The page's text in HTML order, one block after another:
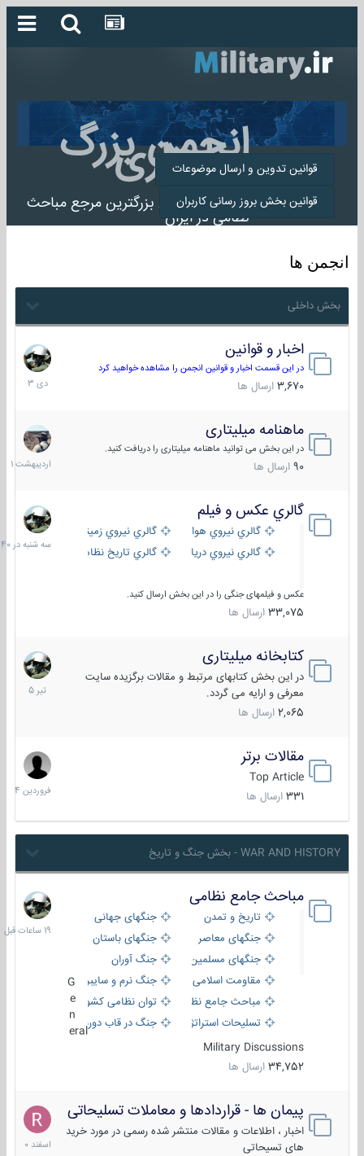
انجمن بزرگ
میلیتاری
انجمن میلیتاری بزرگترین مرجع مباحث
نظامی در ایران
قوانین تدوین و ارسال موضوعات
قوانین بخش بروز رسانی کاربران
انجمن ها
بخش داخلی
اخبار و قوانین
در این قسمت اخبار و قوانین انجمن را مشاهده خواهید کرد
3,670 ارسال ها
22
دی
1403
ماهنامه میلیتاری
در این بخش می توانید ماهنامه میلیتاری را دریافت کنید.
90 ارسال ها
30
1401
گالري عكس و فيلم
گالري نيروي هوايي
گالري نيروي زميني
گالري نيروي دريايي
گالري تاریخ نظامی
عکس و فیلمهای جنگی را در این بخش ارسال کنید.
33,075 ارسال ها
سه
شنبه
در
کتابخانه میلیتاری
در این بخش کتابهای مرتبط و مقالات برگزیده سایت
معرفی و ارایه می گردد.
2,065 ارسال ها
16
تیر
1405
مقالات برتر
Top Article
331 ارسال ها
29
فروردین
1404
WAR AND HISTORY - بخش جنگ و تاریخ
مباحث جامع نظامی
تاریخ و تمدن
جنگهای جهانی
جنگهای معاصر
جنگهای باستان
جنگهای مسلمین
جنگ آوران
مقاومت اسلامی
جنگ نرم و سایبری
مباحث جامع نظامی
توان نظامی کشورها
تسلیحات استراتژیک
جنگ در قاب دوربین
eral
Military Discussions
34,752 ارسال ها
19
ساعات
قبل
پیمان ها - قراردادها و معاملات تسلیحاتی
اخبار ، اطلاعات و مقالات منتشر شده رسمی در مورد خرید
های تسیحاتی
7
اسفند
1400